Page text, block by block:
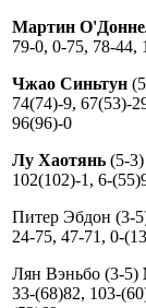
Мартин
79-0, 0-75, 78-44,
Чжао Синьтун
74(74)-9, 67(53)-
96(96)-0
Лу Хаотянь (5-
102(102)-1, 6-
Питер Эбдон (3-
24-75, 47-71, 0-
Лян Вэньбо (3-5)
33-(68)82, 103-